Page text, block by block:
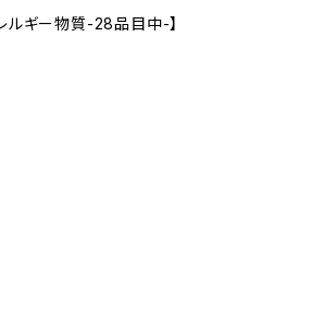
ルギー物質-28品目中-】